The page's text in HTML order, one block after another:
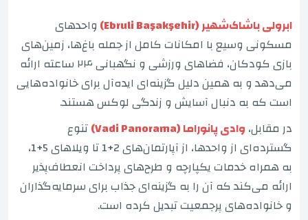
ابرولی باشاک‌شهیر (Ebruli Başakşehir)
واحدهای
مسکونی وسیع با امکانات کامل از جمله باغ‌ها، زمین‌های
بازی کودکان، فضاهای ورزشی و نگهبانی ۲۴ ساعته ارائه
می‌دهد و به همین دلیل گزینه‌ای ایده‌آل برای خانواده‌هایی
است که به دنبال آسایش و زندگی لوکس هستند.
در مقابل، وادی پانوراما (Vadi Panorama)
تنوع
گسترده‌ای از واحدها، از آپارتمان‌های 2+1 تا ویلاهای 5+1،
به همراه خدمات یکپارچه و طرح‌های پرداخت انعطاف‌پذیر
ارائه می‌کند که آن را به گزینه‌ای جذاب برای سرمایه‌گذاران
و خانواده‌های پرجمعیت تبدیل کرده است.